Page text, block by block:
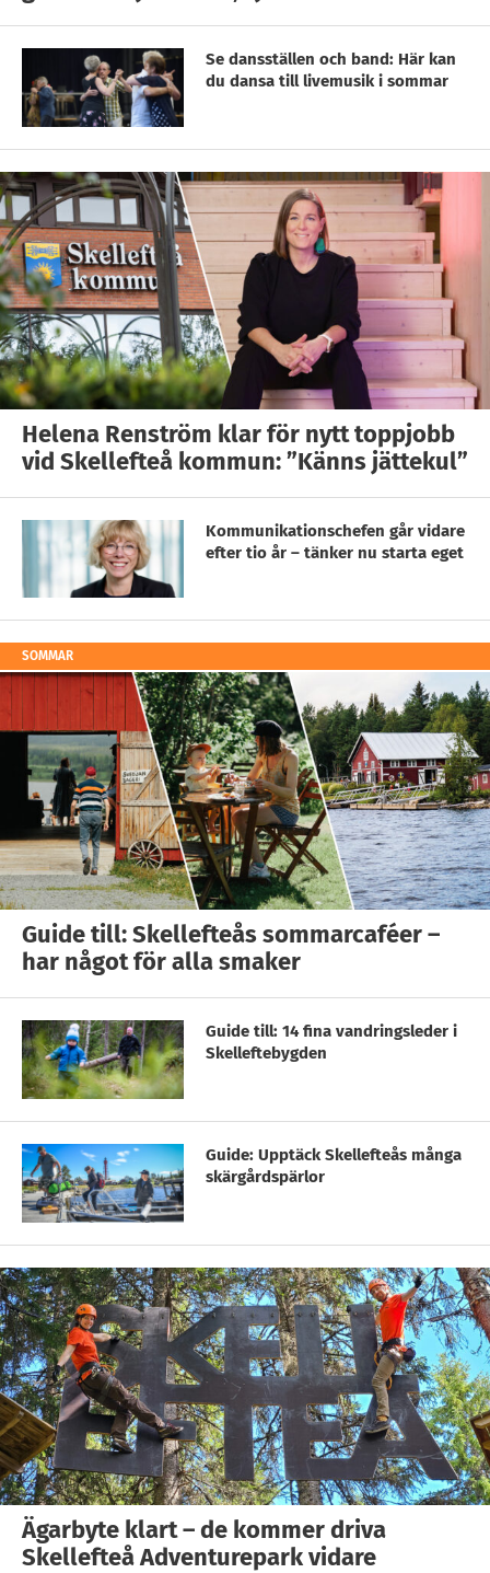
Se dansställen och band: Här kan
du dansa till livemusik i sommar
Helena Renström klar för nytt toppjobb
vid Skellefteå kommun: ”Känns jättekul”
Kommunikationschefen går vidare
efter tio år – tänker nu starta eget
SOMMAR
Guide till: Skellefteås sommarcaféer –
har något för alla smaker
Guide till: 14 fina vandringsleder i
Skelleftebygden
Guide: Upptäck Skellefteås många
skärgårdspärlor
Ägarbyte klart – de kommer driva
Skellefteå Adventurepark vidare